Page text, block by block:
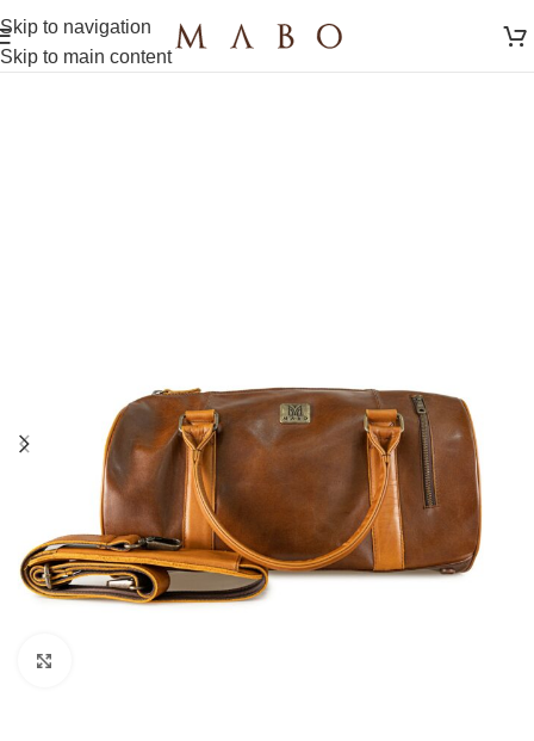
Skip to navigation
Skip to main content